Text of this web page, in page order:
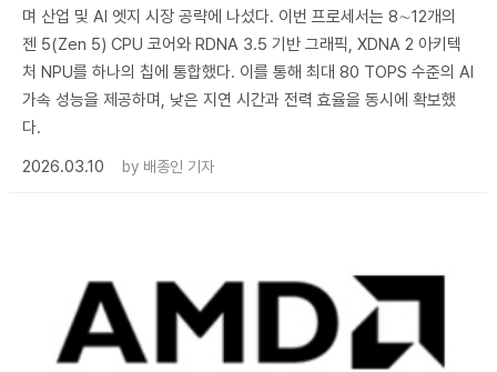
며 산업 및 AI 엣지 시장 공략에 나섰다. 이번 프로세서는 8∼12개의
젠 5(Zen 5) CPU 코어와 RDNA 3.5 기반 그래픽, XDNA 2 아키텍
처 NPU를 하나의 칩에 통합했다. 이를 통해 최대 80 TOPS 수준의 AI
가속 성능을 제공하며, 낮은 지연 시간과 전력 효율을 동시에 확보했
다.
2026.03.10
by 배종인 기자